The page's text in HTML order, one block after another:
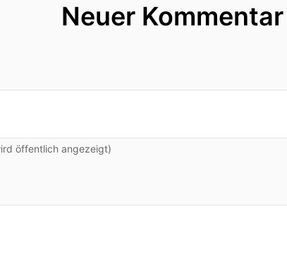
Neuer Kommentar
öffentlich angezeigt)